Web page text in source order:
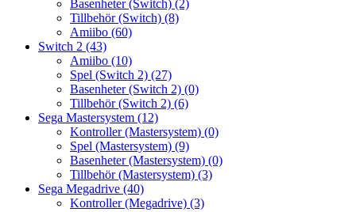
Basenheter (Switch) (2)
Tillbehör (Switch) (8)
Amiibo (60)
Switch 2 (43)
Amiibo (10)
Spel (Switch 2) (27)
Basenheter (Switch 2) (0)
Tillbehör (Switch 2) (6)
Sega Mastersystem (12)
Kontroller (Mastersystem) (0)
Spel (Mastersystem) (9)
Basenheter (Mastersystem) (0)
Tillbehör (Mastersystem) (3)
Sega Megadrive (40)
Kontroller (Megadrive) (3)